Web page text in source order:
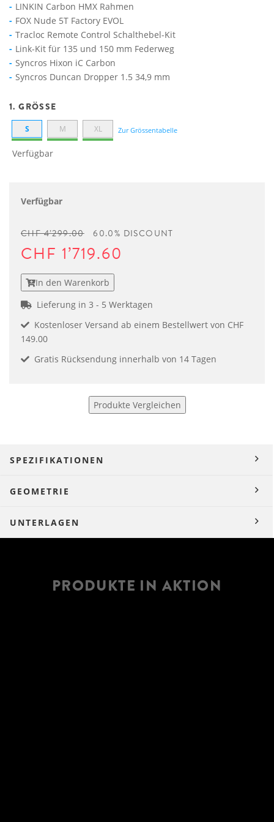
LINKIN Carbon HMX Rahmen
FOX Nude 5T Factory EVOL
Tracloc Remote Control Schalthebel-Kit
Link-Kit für 135 und 150 mm Federweg
Syncros Hixon iC Carbon
Syncros Duncan Dropper 1.5 34,9 mm
1. GRÖSSE
S M XL Zur Grössentabelle
Verfügbar
Verfügbar
CHF 4’299.00 60.0% DISCOUNT
CHF 1’719.60
In den Warenkorb
Lieferung in 3 - 5 Werktagen
Kostenloser Versand ab einem Bestellwert von CHF
149.00
Gratis Rücksendung innerhalb von 14 Tagen
Produkte Vergleichen
SPEZIFIKATIONEN
GEOMETRIE
UNTERLAGEN
PRODUKTE IN AKTION